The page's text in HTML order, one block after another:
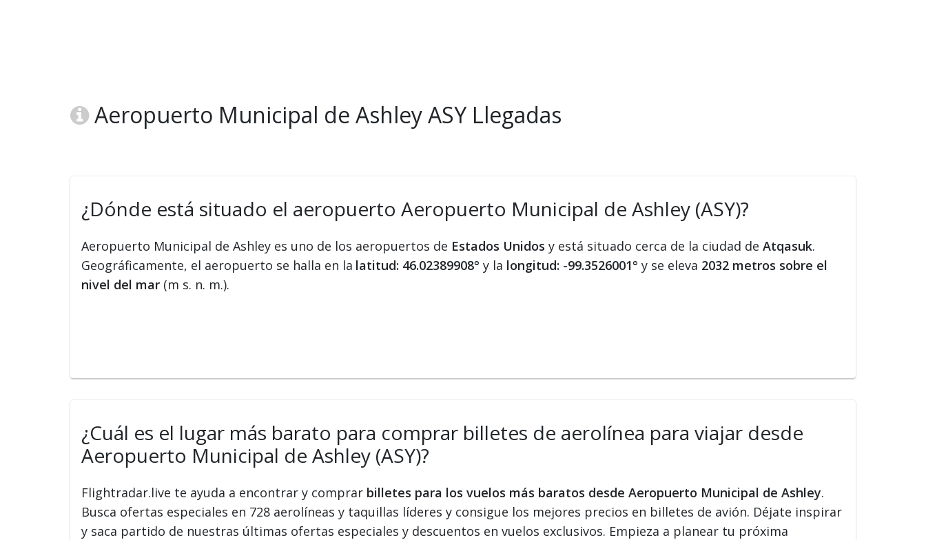
Aeropuerto Municipal de Ashley ASY Llegadas
¿Dónde está situado el aeropuerto Aeropuerto Municipal de Ashley (ASY)?
Aeropuerto Municipal de Ashley es uno de los aeropuertos de Estados Unidos y está situado cerca de la ciudad de Atqasuk.
Geográficamente, el aeropuerto se halla en la latitud: 46.02389908° y la longitud: -99.3526001° y se eleva 2032 metros sobre el
nivel del mar (m s. n. m.).
¿Cuál es el lugar más barato para comprar billetes de aerolínea para viajar desde
Aeropuerto Municipal de Ashley (ASY)?
Flightradar.live te ayuda a encontrar y comprar billetes para los vuelos más baratos desde Aeropuerto Municipal de Ashley.
Busca ofertas especiales en 728 aerolíneas y taquillas líderes y consigue los mejores precios en billetes de avión. Déjate inspirar
y saca partido de nuestras últimas ofertas especiales y descuentos en vuelos exclusivos. Empieza a planear tu próxima